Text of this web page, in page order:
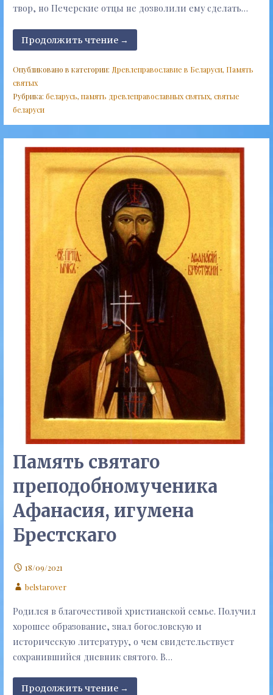
твор, но Пе­чер­ские от­цы не доз­во­ли­ли ему сде­лать…
Продолжить чтение →
Опубликовано в категории: Древлеправославие в Беларуси, Память
святых
Рубрика: беларусь, память древлеправославных святых, святые
беларуси
Память святаго
преподобномученика
Афанасия, игумена
Брестскаго
18/09/2021
belstarover
Родился в благочестивой христианской семье. Получил
хорошее образование, знал богословскую и
историческую литературу, о чем свидетельствует
сохранившийся дневник святого. В…
Продолжить чтение →